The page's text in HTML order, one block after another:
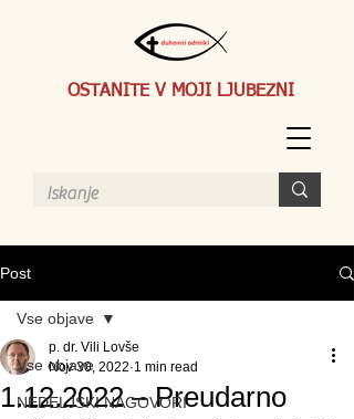
OSTANITE V MOJI LJUBEZNI
Post
Vse objave
NEDELJSKI NAGOVORI
Vse objave
1.12.2022 – Preudarno
p. dr. Vili Lovše
Nov 30, 2022 1 min read